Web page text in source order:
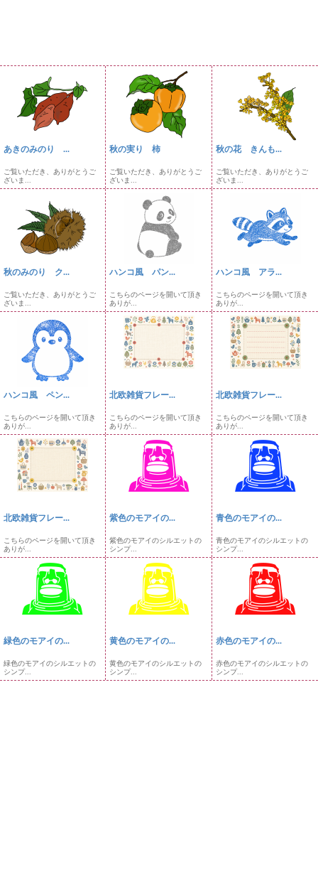
あきのみのり ...
ご覧いただき、ありがとうご
ざいま...
秋の実り 柿
ご覧いただき、ありがとうご
ざいま...
秋の花 きんも...
ご覧いただき、ありがとうご
ざいま...
秋のみのり ク...
ご覧いただき、ありがとうご
ざいま...
ハンコ風 パン...
こちらのページを開いて頂き
ありが...
ハンコ風 アラ...
こちらのページを開いて頂き
ありが...
ハンコ風 ペン...
こちらのページを開いて頂き
ありが...
北欧雑貨フレー...
こちらのページを開いて頂き
ありが...
北欧雑貨フレー...
こちらのページを開いて頂き
ありが...
北欧雑貨フレー...
こちらのページを開いて頂き
ありが...
紫色のモアイの...
紫色のモアイのシルエットの
シンプ...
青色のモアイの...
青色のモアイのシルエットの
シンプ...
緑色のモアイの...
緑色のモアイのシルエットの
シンプ...
黄色のモアイの...
黄色のモアイのシルエットの
シンプ...
赤色のモアイの...
赤色のモアイのシルエットの
シンプ...